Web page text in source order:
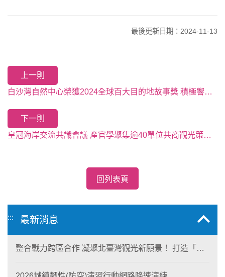
最後更新日期：2024-11-13
上一則
白沙灣自然中心榮獲2024全球百大目的地故事獎 積極響應美台日無障礙自由車環島活動，推動永續及無障礙旅遊！
下一則
皇冠海岸交流共識會議 產官學聚集逾40單位共商觀光策略新方向
回列表頁
::: 最新消息
整合戰力跨區合作 凝聚北臺灣觀光新願景！ 打造「生